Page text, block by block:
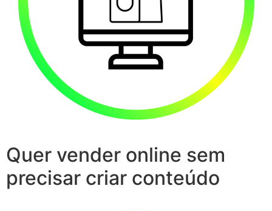
Quer vender online sem
precisar criar conteúdo